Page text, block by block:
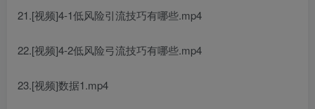
21.[视频]4-1低风险引流技巧有哪些.mp4
22.[视频]4-2低风险弓流技巧有哪些.mp4
23.[视频]数据1.mp4